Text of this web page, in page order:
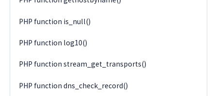
PHP function is_null()
PHP function log10()
PHP function stream_get_transports()
PHP function dns_check_record()